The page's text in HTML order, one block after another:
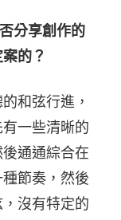
分享創作的
的？
和弦行進，
一些清晰的
通通綜合在
節奏，然後
沒有特定的